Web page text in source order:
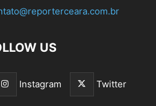
US
Instagram Twitter